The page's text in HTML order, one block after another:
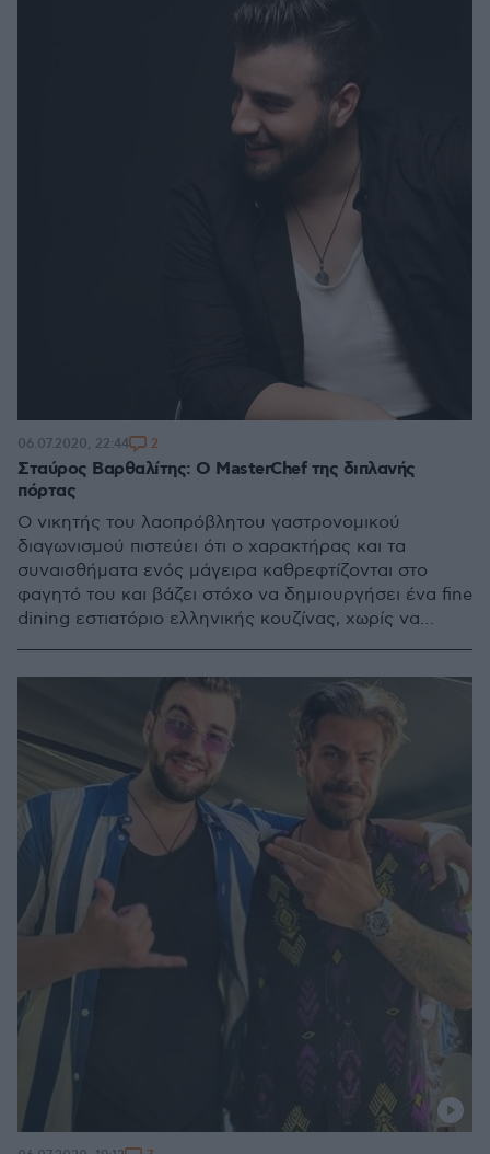
Σταύρος Βαρθαλίτης: Ο MasterChef της διπλανής
πόρτας
Ο νικητής του λαοπρόβλητου γαστρονομικού
διαγωνισμού πιστεύει ότι ο χαρακτήρας και τα
συναισθήματα ενός μάγειρα καθρεφτίζονται στο
φαγητό του και βάζει στόχο να δημιουργήσει ένα fine
dining εστιατόριο ελληνικής κουζίνας, χωρίς να
06.07.2020, 22:44 2